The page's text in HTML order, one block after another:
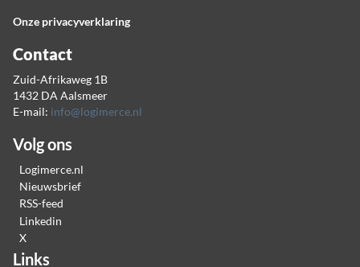
Onze privacyverklaring
Contact
Zuid-Afrikaweg 1B
1432 DA Aalsmeer
E-mail: info@logimerce.nl
Volg ons
Logimerce.nl
Nieuwsbrief
RSS-feed
Linkedin
X
Links